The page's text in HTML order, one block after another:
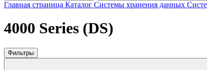
Главная страница Каталог Системы хранения данных
4000 Series (DS)
Фильтры